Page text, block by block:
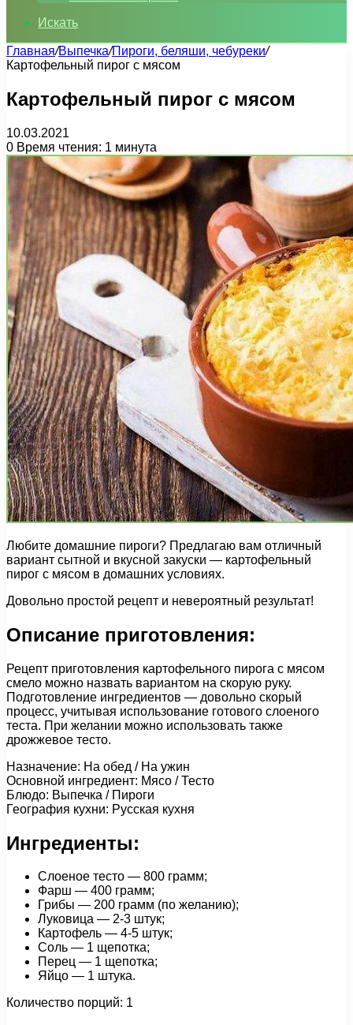
Искать
Главная/Выпечка/Пироги, беляши, чебуреки/
Картофельный пирог с мясом
Картофельный пирог с мясом
10.03.2021
0 Время чтения: 1 минута
Любите домашние пироги? Предлагаю вам отличный
вариант сытной и вкусной закуски — картофельный
пирог с мясом в домашних условиях.
Довольно простой рецепт и невероятный результат!
Описание приготовления:
Рецепт приготовления картофельного пирога с мясом
смело можно назвать вариантом на скорую руку.
Подготовление ингредиентов — довольно скорый
процесс, учитывая использование готового слоеного
теста. При желании можно использовать также
дрожжевое тесто.
Назначение: На обед / На ужин
Основной ингредиент: Мясо / Тесто
Блюдо: Выпечка / Пироги
География кухни: Русская кухня
Ингредиенты:
Слоеное тесто — 800 грамм;
Фарш — 400 грамм;
Грибы — 200 грамм (по желанию);
Луковица — 2-3 штук;
Картофель — 4-5 штук;
Соль — 1 щепотка;
Перец — 1 щепотка;
Яйцо — 1 штука.
Количество порций: 1